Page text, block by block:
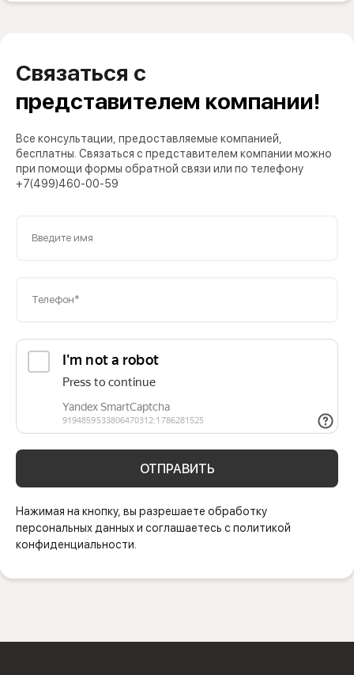
Связаться с
представителем компании!
Все консультации, предоставляемые компанией,
бесплатны. Связаться с представителем компании можно
при помощи формы обратной связи или по телефону
+7(499)460-00-59
Введите имя
Телефон*
ОТПРАВИТЬ
Нажимая на кнопку, вы разрешаете обработку
персональных данных и соглашаетесь с политикой
конфиденциальности.